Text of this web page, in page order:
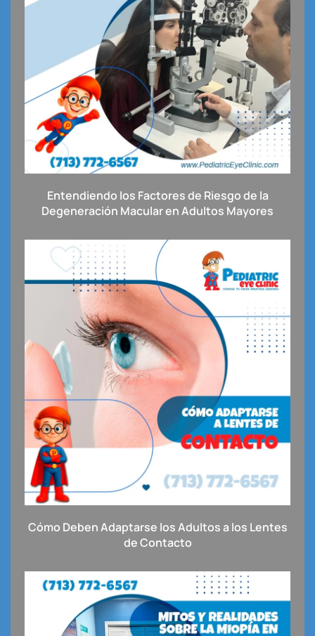
Entendiendo los Factores de Riesgo de la
Degeneración Macular en Adultos Mayores
Cómo Deben Adaptarse los Adultos a los Lentes
de Contacto